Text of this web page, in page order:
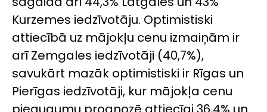
Kurzemes iedzīvotāju. Optimistiski
attiecībā uz mājokļu cenu izmaiņām ir
arī Zemgales iedzīvotāji (40,7%),
savukārt mazāk optimistiski ir Rīgas un
Pierīgas iedzīvotāji, kur mājokļa cenu